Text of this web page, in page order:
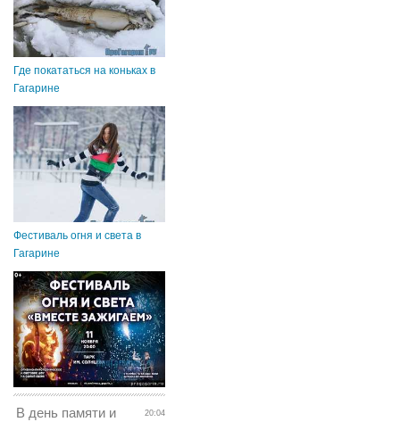
Где покататься на коньках в
Гагарине
Фестиваль огня и света в
Гагарине
20:04
В день памяти и